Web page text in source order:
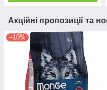
Акційні пропозиції та
–10%